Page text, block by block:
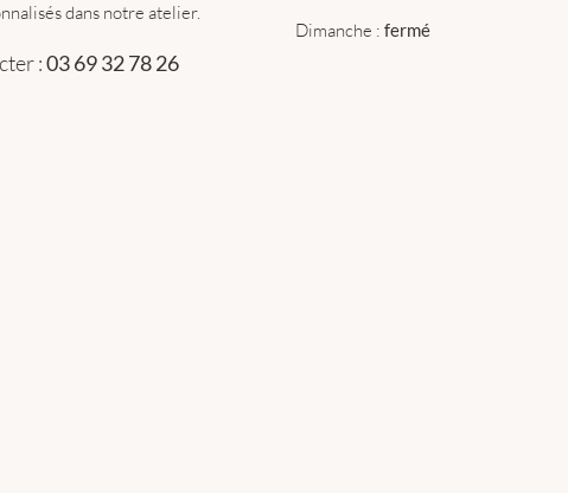
dans notre atelier.
:03 69 32 78 26
Dimanche : fermé